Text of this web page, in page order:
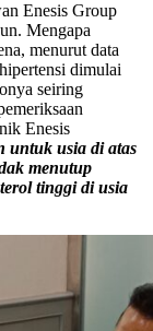
Enesis Group
Mengapa
menurut data
dimulai
seiring
Enesis
untuk usia di atas
menutup
tinggi di usia